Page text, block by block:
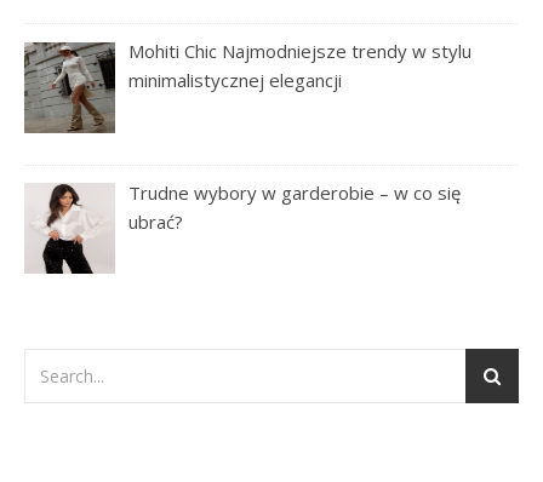
Mohiti Chic Najmodniejsze trendy w stylu
minimalistycznej elegancji
Trudne wybory w garderobie – w co się
ubrać?